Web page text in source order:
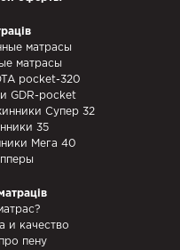
и топперы
матрасы
матрасы
pocket-320
GDR-pocket
Супер 32
35
Мега 40
и качество
пену